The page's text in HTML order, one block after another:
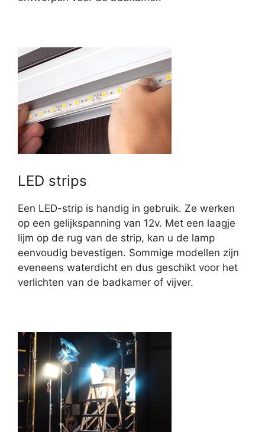
LED strips
Een LED-strip is handig in gebruik. Ze werken
op een gelijkspanning van 12v. Met een laagje
lijm op de rug van de strip, kan u de lamp
eenvoudig bevestigen. Sommige modellen zijn
eveneens waterdicht en dus geschikt voor het
verlichten van de badkamer of vijver.